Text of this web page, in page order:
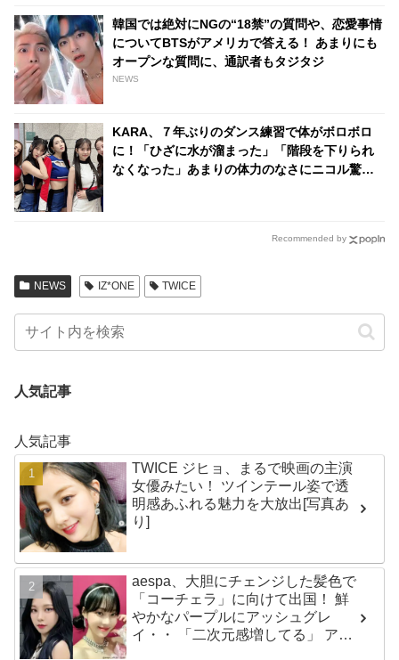
韓国では絶対にNGの“18禁”の質問や、恋愛事情
についてBTSがアメリカで答える！ あまりにも
オープンな質問に、通訳者もタジタジ
NEWS
KARA、７年ぶりのダンス練習で体がボロボロ
に！「ひざに水が溜まった」「階段を下りられ
なくなった」あまりの体力のなさにニコル驚
Recommended by
NEWS IZ*ONE TWICE
人気記事
人気記事
TWICE ジヒョ、まるで映画の主演
女優みたい！ ツインテール姿で透
明感あふれる魅力を大放出[写真あ
り]
aespa、大胆にチェンジした髪色で
「コーチェラ」に向けて出国！ 鮮
やかなパープルにアッシュグレ
イ・・ 「二次元感増してる」 アバ